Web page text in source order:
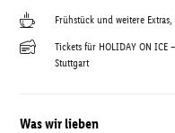
Frühstück und weitere
Tickets für HOLIDAY ON ICE
Stuttgart
Was wir lieben